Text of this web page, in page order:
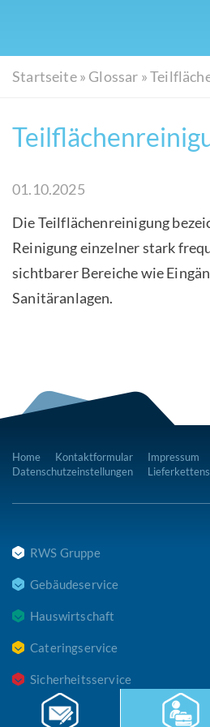
Startseite» Glossar »
01.10.2025
Die Teilflächenreinigung
Reinigung einzelner stark
sichtbarer Bereiche wie
Sanitäranlagen.
Home Kontaktformular Impressum
Datenschutzeinstellungen
RWS Gruppe
Gebäudeservice
Hauswirtschaft
Cateringservice
Sicherheitsservice
Karriere & Infocenter